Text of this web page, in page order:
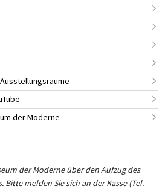
der Moderne
der Moderne über den Aufzug des
melden Sie sich an der Kasse (Tel.